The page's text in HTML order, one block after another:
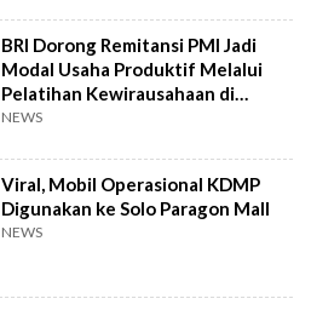
BRI Dorong Remitansi PMI Jadi
Modal Usaha Produktif Melalui
Pelatihan Kewirausahaan di
Taiwan
NEWS
Viral, Mobil Operasional KDMP
Digunakan ke Solo Paragon Mall
NEWS